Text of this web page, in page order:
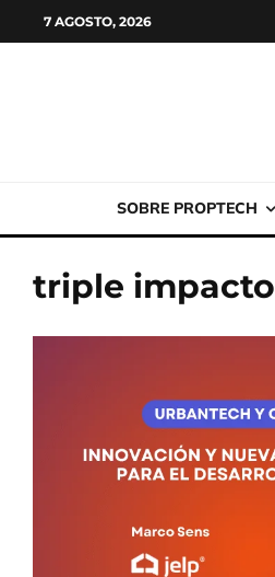
7 AGOSTO, 2026
SOBRE PROPTECH
triple impacto